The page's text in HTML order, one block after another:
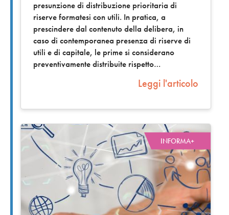
presunzione di distribuzione prioritaria di
riserve formatesi con utili. In pratica, a
prescindere dal contenuto della delibera, in
caso di contemporanea presenza di riserve di
utili e di capitale, le prime si considerano
preventivamente distribuite rispetto
Leggi l'articolo
INFORMA+